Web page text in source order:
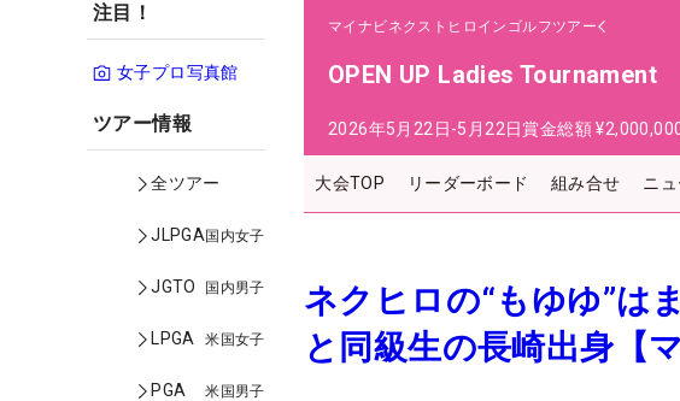
注目！
女子プロ写真館
ツアー情報
全ツアー
JLPGA国内女子
JGTO 国内男子
LPGA 米国女子
PGA 米国男子
マイナビネクストヒロインゴルフツアー
OPEN UP Ladies Tournament
2026年5月22日-5月22日賞金総額
大会TOP リーダーボード 組み合せ ニュ
ネクヒロの“もゆゆ”は
と同級生の長崎出身【